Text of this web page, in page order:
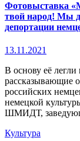
Фотовыставка
твой народ! Мы
депортации
13.11.2021
В основу её
рассказывающие
российских
немецкой
ШМИДТ,
Культура